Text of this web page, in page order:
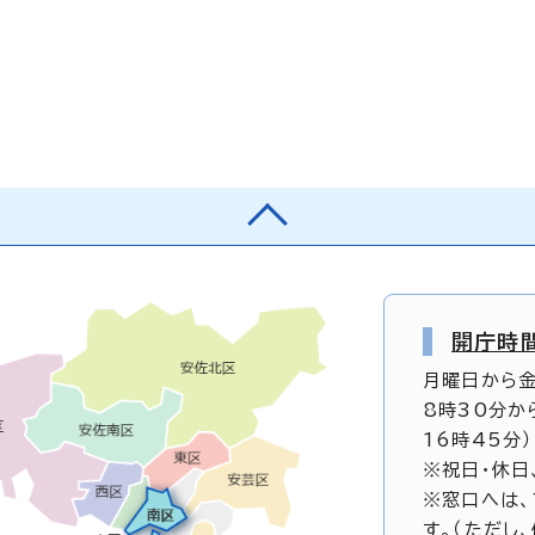
開庁時
月曜日から
8時30分か
16時45分）
※祝日・休
※窓口へは
す。（ただ